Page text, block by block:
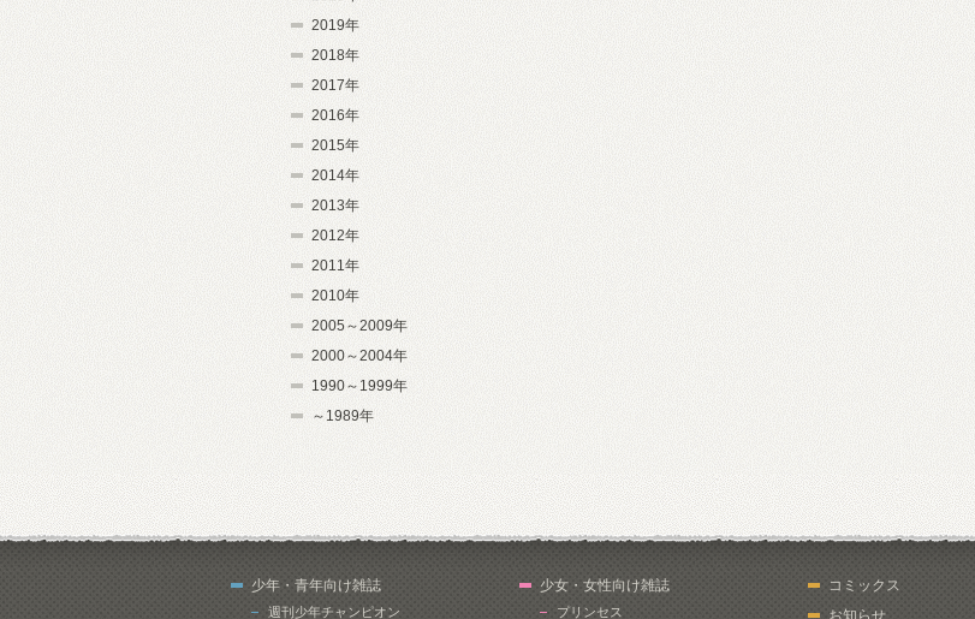
2019年
2018年
2017年
2016年
2015年
2014年
2013年
2012年
2011年
2010年
2005～2009年
2000～2004年
1990～1999年
～1989年
少年・青年向け雑誌
週刊少年チャンピオン
少女・女性向け雑誌
プリンセス
コミックス
お知らせ